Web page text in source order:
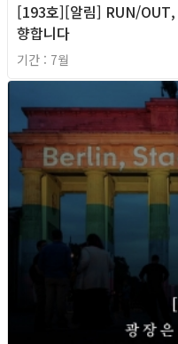
[193호][알림] RUN/OUT,
향합니다
기간 : 7월